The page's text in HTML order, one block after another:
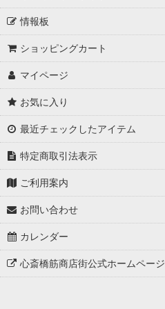
情報板
ショッピングカート
マイページ
お気に入り
最近チェックしたアイテム
特定商取引法表示
ご利用案内
お問い合わせ
カレンダー
心斎橋筋商店街公式ホームページ